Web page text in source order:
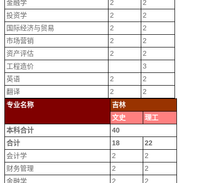
金融学
2
2
投资学
2
2
国际经济与贸易
2
2
市场营销
2
2
资产评估
2
2
工程造价
3
英语
2
2
翻译
2
2
专业名称
吉林
文史
理工
本科合计
40
合计
18
22
会计学
2
2
财务管理
2
2
金融学
2 2